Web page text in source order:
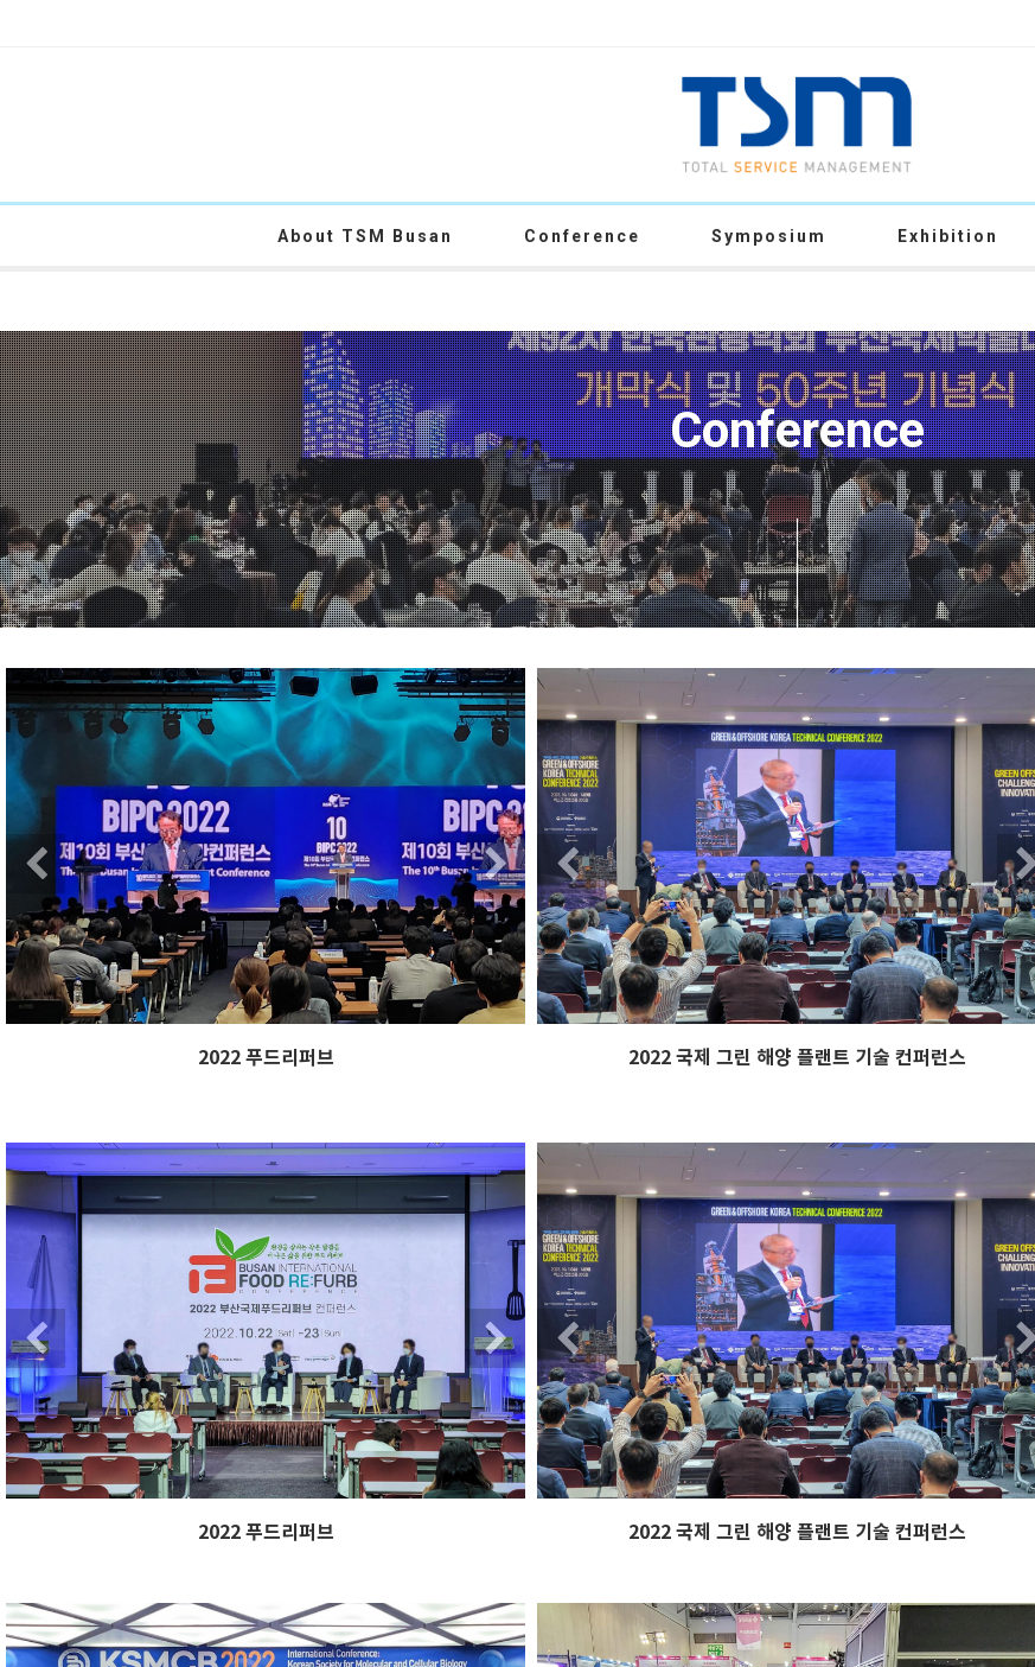
About TSM Busan Conference Symposium Exhibition
Conference
Previous Next
Previous Next
2022 푸드리퍼브
Previous
Previous
2022 국제 그린 해양 플랜트 기술 컨퍼런스
Previous Next
Previous Next
2022 푸드리퍼브
Previous
Previous
2022 국제 그린 해양 플랜트 기술 컨퍼런스
Previous Next Previous